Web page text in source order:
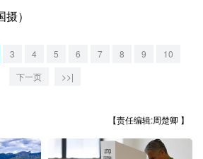
林 江苏
）
3 4 5 6 7 8 9
10
下一页
>>|
【责任编辑:周楚卿 】